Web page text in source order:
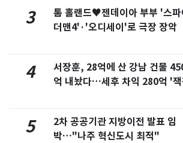
3
톰 홀랜드♥젠데이아 부부 '스파
더맨4'·'오디세이'로 극장 장악
4
서장훈, 28억에 산 강남 건물
억 내놨다…세후 차익 280억 '
5
2차 공공기관 지방이전 발표 임
박…"나주 혁신도시 최적"